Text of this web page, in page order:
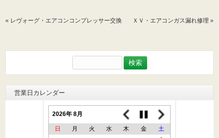
« レヴォーグ・エアコンコンプレッサー交換 ＸＶ・エアコンガス漏れ修理 »
索:
営業日カレンダー
2026年 8月
日 月 火 水 木 金
土